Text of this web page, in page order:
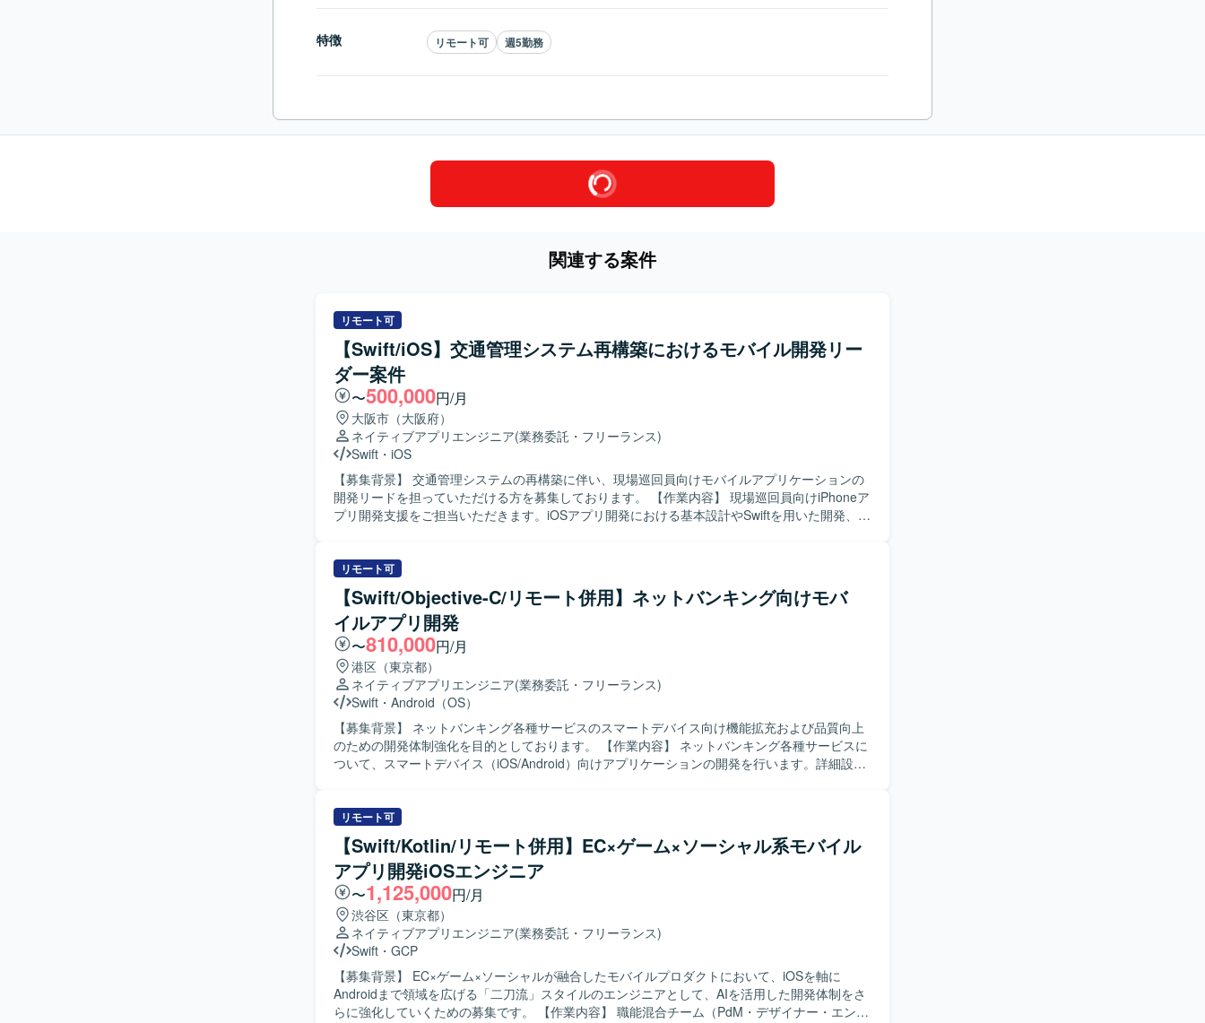
特徴 リモート可 週5勤務
関連する案件
リモート可
【Swift/iOS】交通管理システム再構築におけるモバイル開発リー
ダー案件
〜500,000円/月
大阪市（大阪府）
ネイティブアプリエンジニア(業務委託・フリーランス)
Swift ・ iOS
【募集背景】 交通管理システムの再構築に伴い、現場巡回員向けモバイルアプリケーションの
開発リードを担っていただける方を募集しております。 【作業内容】 現場巡回員向けiPhoneア
プリ開発支援をご担当いただきます。iOSアプリ開発における基本設計やSwiftを用いた開発、設
で一貫して対応していただきます。アプリでは点検情報登録、交通状況入力、写真登録、現場
報告などの機能を想定しております。 【求める人物像】 モバイルアプリ開発において主体的に
設計方針や開発方針を整理し、関係者と円滑にコミュニケーションを取りながら仕様調整や技
術課題整理を推進できる方を求めております。開発メンバーを技術面からリードしつつ、品質
や生産性の向上に意欲的に取り組んでいただける方が望ましいです。 【ポジションの魅力】 交
通インフラ領域の重要なシステム再構築プロジェクトにおいて、モバイル開発リーダーとして
上流工程から後続工程まで広く関わっていただけます。業務系モバイルアプリや位置情報・写
真登録などの機能を通じて、現場業務の効率化や安全性向上に貢献できる点が魅力です。今
後、AI開発支援ツールを活用した開発手法の検討にも関与いただける可能性があります。 【開
発環境】 iOS（iPhone）向けアプリケーション開発環境を想定しており、Swiftを用いた開発を
行います。バックエンドではJava／Spring Boot、フロントエンドではReact等の技術スタック
と連携する想定です。また、AI開発支援ツールの活用を検討している環境です。
リモート可
【Swift/Objective-C/リモート併用】ネットバンキング向けモバ
イルアプリ開発
〜810,000円/月
港区（東京都）
ネイティブアプリエンジニア(業務委託・フリーランス)
Swift ・ Android（OS）
【募集背景】 ネットバンキング各種サービスのスマートデバイス向け機能拡充および品質向上
のための開発体制強化を目的としております。 【作業内容】 ネットバンキング各種サービスに
ついて、スマートデバイス（iOS/Android）向けアプリケーションの開発を行います。詳細設計
から実装、テストまで対応できる方を求めております。関係者とコミュニケーションを取りな
がら、品質とユーザビリティを意識した開発ができる方を歓迎いたします。 【ポジションの魅
力】 金融系ネットバンキングサービスの開発に関わることで、大規模なユーザーを持つサービ
スのモバイルアプリ開発経験を積むことができます。iOS/Androidいずれかの専門性を活かしつ
つ、金融ドメインの知見も深めていただけます。 【開発環境】 iOS/Android向けモバイルアプ
リ開発環境（Objective-C、Swiftを用いた開発が想定されます）。
リモート可
【Swift/Kotlin/リモート併用】EC×ゲーム×ソーシャル系モバイル
アプリ開発iOSエンジニア
〜1,125,000円/月
渋谷区（東京都）
ネイティブアプリエンジニア(業務委託・フリーランス)
Swift ・ GCP
【募集背景】 EC×ゲーム×ソーシャルが融合したモバイルプロダクトにおいて、iOSを軸に
Androidまで領域を広げる「二刀流」スタイルのエンジニアとして、AIを活用した開発体制をさ
らに強化していくための募集です。 【作業内容】 職能混合チーム（PdM・デザイナー・エンジ